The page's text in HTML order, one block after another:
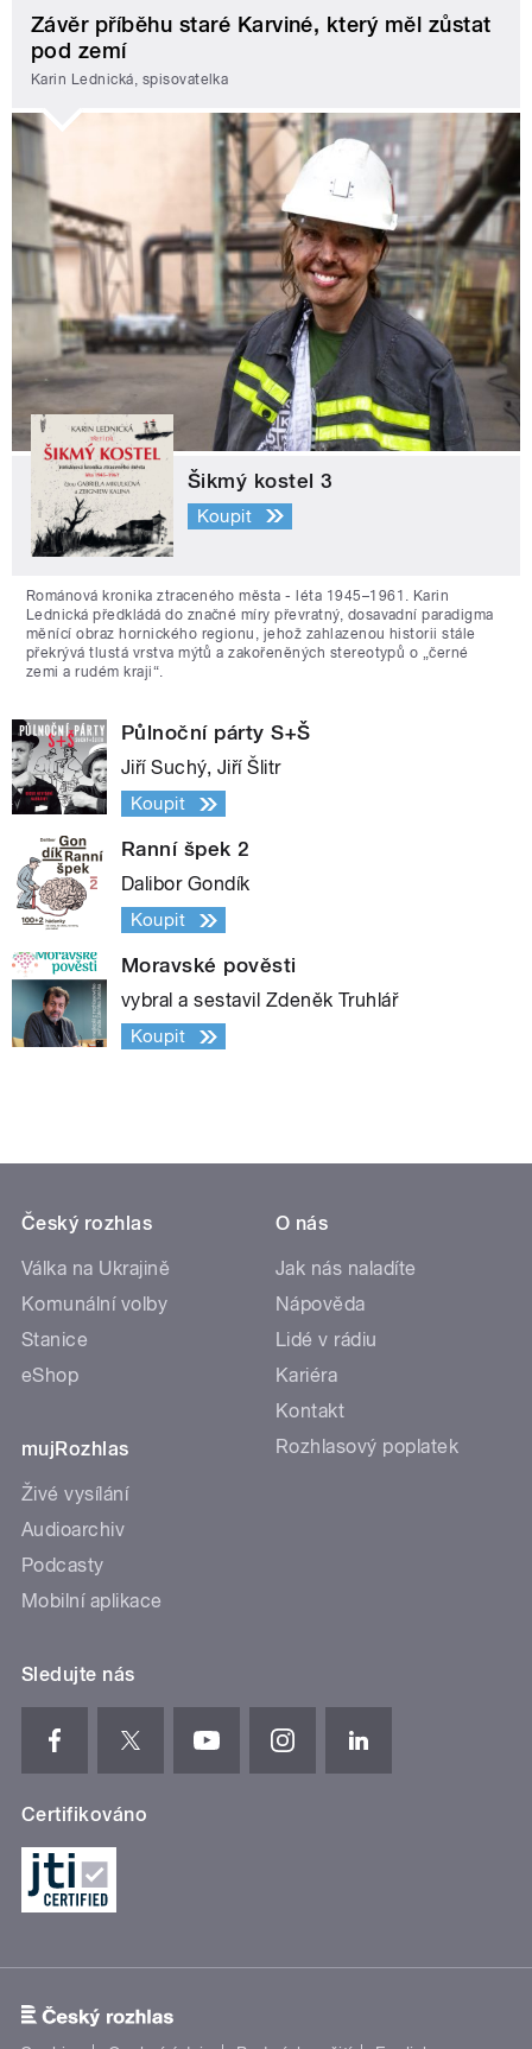
Závěr příběhu staré Karviné, který měl zůstat
pod zemí
Karin Lednická, spisovatelka
Šikmý kostel 3
Koupit
Románová kronika ztraceného města - léta 1945–1961. Karin
Lednická předkládá do značné míry převratný, dosavadní paradigma
měnící obraz hornického regionu, jehož zahlazenou historii stále
překrývá tlustá vrstva mýtů a zakořeněných stereotypů o „černé
zemi a rudém kraji“.
Půlnoční párty S+Š
Jiří Suchý, Jiří Šlitr
Koupit
Ranní špek 2
Dalibor Gondík
Koupit
Moravské pověsti
vybral a sestavil Zdeněk Truhlář
Koupit
Český rozhlas
Válka na Ukrajině
Komunální volby
Stanice
eShop
mujRozhlas
Živé vysílání
Audioarchiv
Podcasty
Mobilní aplikace
O nás
Jak nás naladíte
Nápověda
Lidé v rádiu
Kariéra
Kontakt
Rozhlasový poplatek
Sledujte nás
Certifikováno